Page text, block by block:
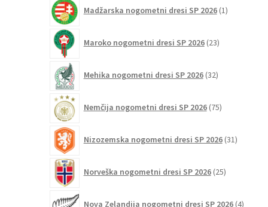
Madžarska nogometni dresi SP 2026 1izdelek
Maroko nogometni dresi SP 2026 23izdelkov
Mehika nogometni dresi SP 2026 32izdelkov
Nemčija nogometni dresi SP 2026 75izdelkov
Nizozemska nogometni dresi SP 2026 31izdelkov
Norveška nogometni dresi SP 2026 25izdelkov
Nova Zelandija nogometni dresi SP 2026 4